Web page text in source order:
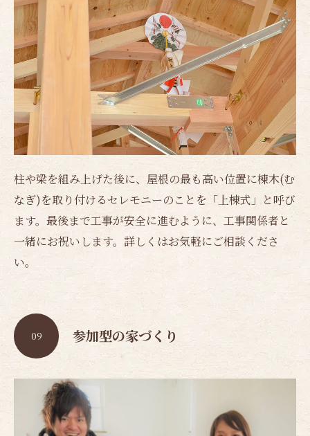
柱や梁を組み上げた後に、屋根の最も高い位置に棟木(む
なぎ)を取り付けるセレモニーのことを「上棟式」と呼び
ます。最後まで工事が安全に進むように、工事関係者と
一緒にお祝いします。詳しくはお気軽にご相談くださ
い。
参加型の家づくり
09